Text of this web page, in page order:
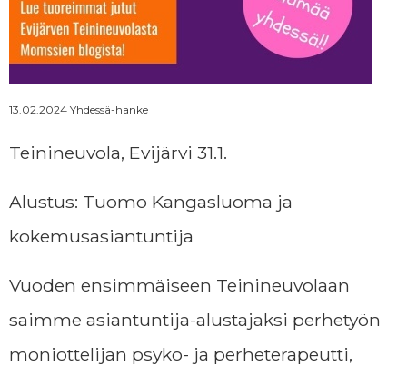
Momssien tarina
Ajankohtaista
Yhteystiedot
Tilaa uutiskirje
LAHJOITA
13.02.2024 Yhdessä-hanke
Teinineuvola, Evijärvi 31.1.
Alustus: Tuomo Kangasluoma ja
kokemusasiantuntija
Vuoden ensimmäiseen Teinineuvolaan
saimme asiantuntija-alustajaksi perhetyön
moniottelijan psyko- ja perheterapeutti,